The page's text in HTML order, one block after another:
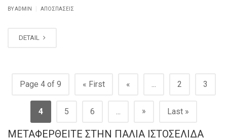
BY ADMIN ΑΠΟΣΠΆΣΕΙΣ
DETAIL
Page 4 of 9 « First « 2 3
4 5 6 » Last »
ΜΕΤΑΦΕΡΘΕΊΤΕ ΣΤΗΝ ΠΑΛΙΆ ΙΣΤΟΣΕΛΊΔΑ